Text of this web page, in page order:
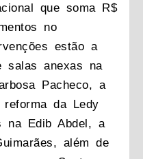
que soma R$
no
estão a
salas anexas na
Pacheco, a
da Ledy
na Edib Abdel, a
além de